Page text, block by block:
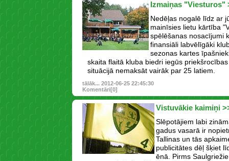
Izmaiņas "Viesturos"
Nedēļas nogalē līdz ar
mainīsies lietu kārtība
spēlēšanas nosacījumi
finansiāli labvēlīgāki
sezonas kartes
skaita flaitā kluba biedri iegūs
situācijā nemaksāt vairāk par 25 latiem.
tālāk... 2012-06-25 22:45:30
Komentāri[0]
Vistuvākie kaimiņi
Slēpotājiem labi
gadus vasarā ir
Tallinas un tās
publicitātes dēļ šķiet
ēnā. Pirms